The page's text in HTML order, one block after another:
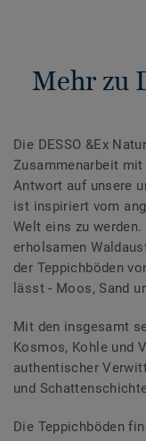
Mehr zu
Die DESSO &Ex
Zusammenarbeit
Antwort auf unsere
ist inspiriert vom
Welt eins zu
erholsamen
der Teppichböden
lässt - Moos, Sand
Mit den insgesamt
Kosmos, Kohle und
authentischer
und
Die Teppichböden